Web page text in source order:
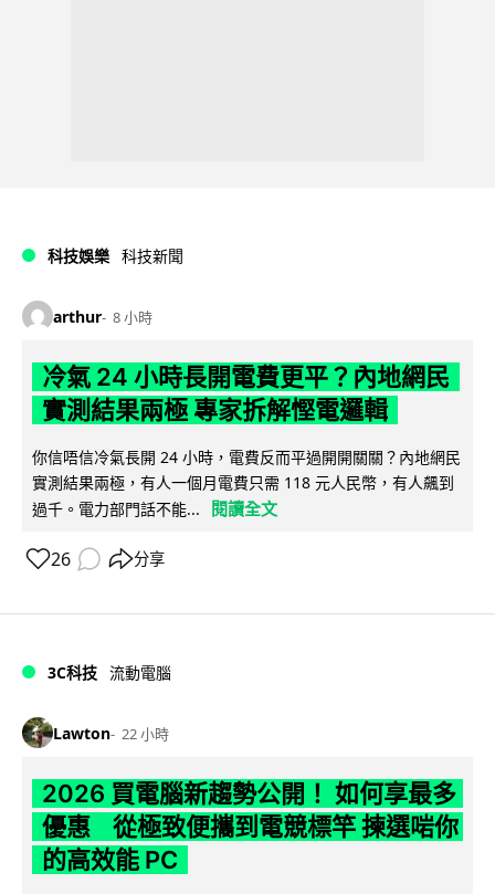
科技娛樂 科技新聞
arthur 8 小時
冷氣 24 小時長開電費更平？內地網民
實測結果兩極 專家拆解慳電邏輯
你信唔信冷氣長開 24 小時，電費反而平過開開關關？內地網民
實測結果兩極，有人一個月電費只需 118 元人民幣，有人飆到
過千。電力部門話不能...
閱讀全文
26 分享
3C科技 流動電腦
Lawton 22 小時
2026 買電腦新趨勢公開！ 如何享最多
優惠 從極致便攜到電競標竿 揀選啱你
的高效能 PC